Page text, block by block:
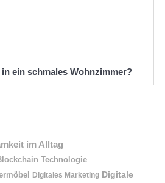
ein schmales Wohnzimmer?
im Alltag
Technologie
Digitales Marketing Digitale